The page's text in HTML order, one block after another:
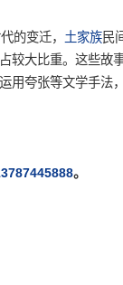
的变迁， 土家族民
较大比重。这些故
用夸张等文学手法
。